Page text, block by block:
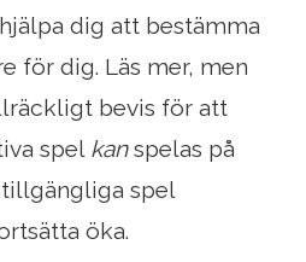
dig att bestämma
för dig. Läs mer, men
bevis för att
spel kanspelas på
spel
öka.